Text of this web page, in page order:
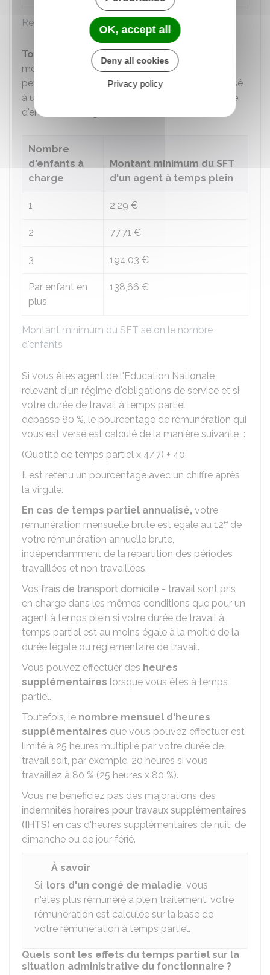
Rémunération selon le temps de travail
Toutefois, si vous percevez le SFT
montant, lorsque vous êtes à temps partiel, ne
peut pas être inférieur au montant minimum versé
à un agent à temps plein ayant le même nombre
d'enfants à charge :
Montant minimum du SFT selon le nombre
d'enfants
Nombre
d'enfants à
charge
Montant minimum du SFT
d'un agent à temps plein
1 2,29 €
2 77,71 €
3 194,03 €
Par enfant en
plus
138,66 €
Si vous êtes agent de l'Education Nationale
relevant d'un régime d'obligations de service et si
votre durée de travail à temps partiel
dépasse 80 %, le pourcentage de rémunération qui
vous est versé est calculé de la manière suivante :
(Quotité de temps partiel x 4/7) + 40.
Il est retenu un pourcentage avec un chiffre après
la virgule.
En cas de temps partiel annualisé, votre
rémunération mensuelle brute est égale au 12e de
votre rémunération annuelle brute,
indépendamment de la répartition des périodes
travaillées et non travaillées.
Vos frais de transport domicile - travail sont pris
en charge dans les mêmes conditions que pour un
agent à temps plein si votre durée de travail à
temps partiel est au moins égale à la moitié de la
durée légale ou réglementaire de travail.
Vous pouvez effectuer des heures
supplémentaires lorsque vous êtes à temps
partiel.
Toutefois, le nombre mensuel d'heures
supplémentaires que vous pouvez effectuer est
limité à 25 heures multiplié par votre durée de
travail soit, par exemple, 20 heures si vous
travaillez à 80 % (25 heures x 80 %).
Vous ne bénéficiez pas des majorations des
indemnités horaires pour travaux supplémentaires
(IHTS) en cas d'heures supplémentaires de nuit, de
dimanche ou de jour férié.
À savoir
Si, lors d'un congé de maladie, vous
n'êtes plus rémunéré à plein traitement, votre
rémunération est calculée sur la base de
votre rémunération à temps partiel.
Quels sont les effets du temps partiel sur la
situation administrative du fonctionnaire ?
OK, accept all
Deny all cookies
Privacy policy